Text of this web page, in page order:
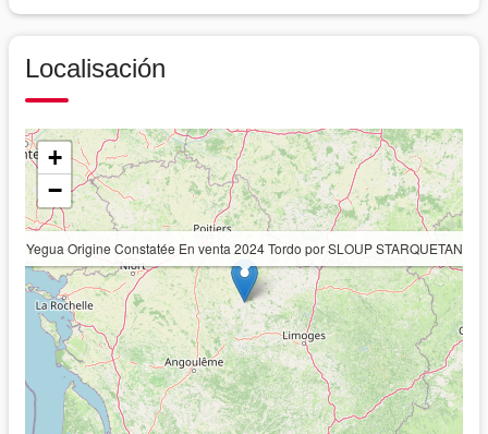
Localisación
Yegua Origine Constatée En venta 2024 Tordo por SLOUP STARQUETAN
+
−